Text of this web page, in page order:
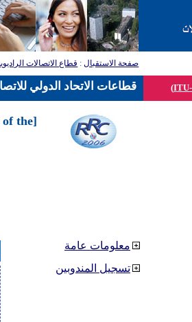
صفحة الاستقبال: قطاع الاتصالات
of the
معلومات عامة
تسجيل المندوبين
قطاعات الاتحاد الدولي